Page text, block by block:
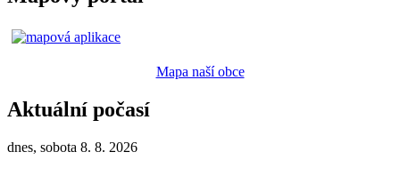
Mapa naší obce
Aktuální počasí
dnes, sobota 8. 8. 2026